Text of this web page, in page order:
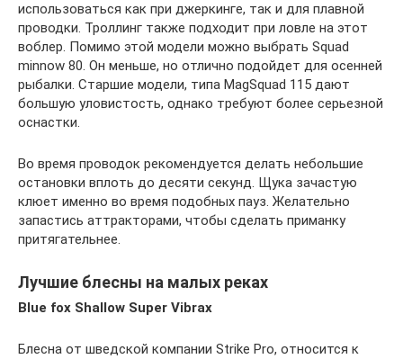
использоваться как при джеркинге, так и для плавной
проводки. Троллинг также подходит при ловле на этот
воблер. Помимо этой модели можно выбрать Squad
minnow 80. Он меньше, но отлично подойдет для осенней
рыбалки. Старшие модели, типа MagSquad 115 дают
большую уловистость, однако требуют более серьезной
оснастки.
Во время проводок рекомендуется делать небольшие
остановки вплоть до десяти секунд. Щука зачастую
клюет именно во время подобных пауз. Желательно
запастись аттракторами, чтобы сделать приманку
притягательнее.
Лучшие блесны на малых реках
Blue fox Shallow Super Vibrax
Блесна от шведской компании Strike Pro, относится к